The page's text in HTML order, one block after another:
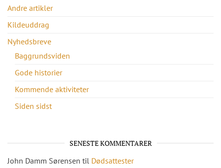
Andre artikler
Kildeuddrag
Nyhedsbreve
Baggrundsviden
Gode historier
Kommende aktiviteter
Siden sidst
SENESTE KOMMENTARER
John Damm Sørensen til Dødsattester